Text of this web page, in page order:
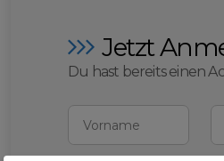
Jetzt
Du hast bereits einen
Vorname